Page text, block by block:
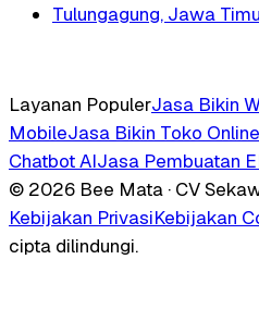
Tulungagung, Jawa
Layanan PopulerJasa Bikin
MobileJasa Bikin Toko Online
Chatbot AIJasa Pembuatan
© 2026 Bee Mata · CV
Kebijakan PrivasiKebijakan
cipta dilindungi.